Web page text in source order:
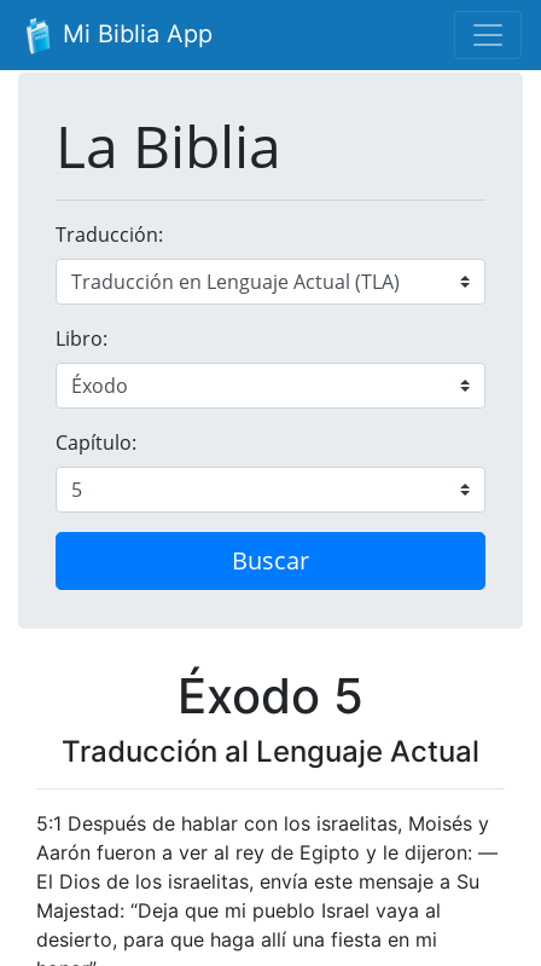
Mi Biblia App
La Biblia
Traducción:
Libro:
Capítulo:
Buscar
Éxodo 5
Traducción al Lenguaje Actual
5:1 Después de hablar con los israelitas, Moisés y
Aarón fueron a ver al rey de Egipto y le dijeron: —
El Dios de los israelitas, envía este mensaje a Su
Majestad: “Deja que mi pueblo Israel vaya al
desierto, para que haga allí una fiesta en mi